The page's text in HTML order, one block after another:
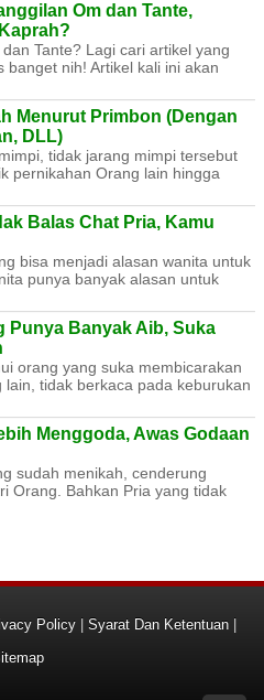
Om dan Tante,
Tante? Lagi cari artikel yang
nih! Artikel kali ini akan
Menurut Primbon (Dengan
DLL)
tidak jarang mimpi tersebut
pernikahan Orang lain hingga
Balas Chat Pria, Kamu
bisa menjadi alasan wanita untuk
punya banyak alasan untuk
Punya Banyak Aib, Suka
orang yang suka membicarakan
tidak berkaca pada keburukan
Menggoda, Awas Godaan
sudah menikah, cenderung
Orang. Bahkan Pria yang tidak
Policy Syarat Dan Ketentuan